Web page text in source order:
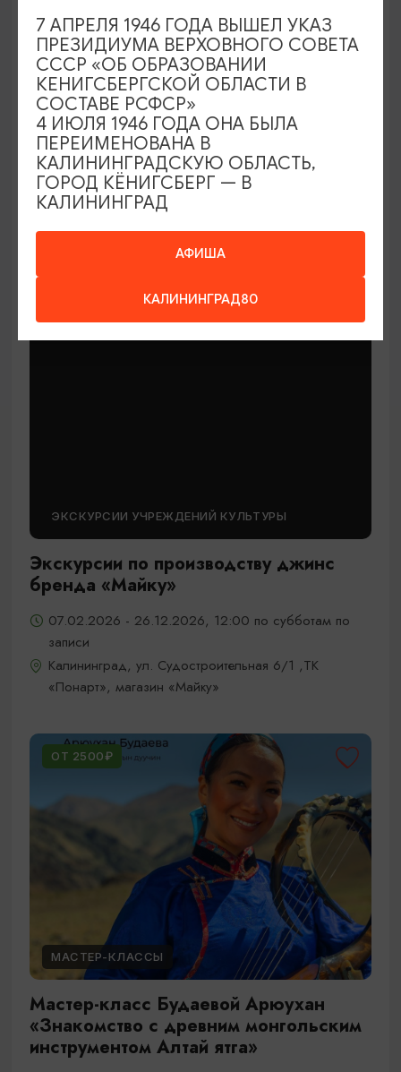
МАСТЕР-КЛАССЫ
Мастер-классы по керамике Елены
Бодяковой
Калининград, ул. Баранова, 45
ЭКСКУРСИИ УЧРЕЖДЕНИЙ КУЛЬТУРЫ
Экскурсии по производству джинс
бренда «Майку»
07.02.2026 - 26.12.2026, 12:00 по субботам по
записи
Калининград, ул. Судостроительная 6/1 ,ТК
«Понарт», магазин «Майку»
ОТ 2500₽
МАСТЕР-КЛАССЫ
Мастер-класс Будаевой Арюухан
«Знакомство с древним монгольским
инструментом Алтай ятга»
АФИША
КАЛИНИНГРАД80
7 АПРЕЛЯ 1946 ГОДА ВЫШЕЛ УКАЗ
ПРЕЗИДИУМА ВЕРХОВНОГО СОВЕТА
СССР «ОБ ОБРАЗОВАНИИ
КЕНИГСБЕРГСКОЙ ОБЛАСТИ В
СОСТАВЕ РСФСР»
4 ИЮЛЯ 1946 ГОДА ОНА БЫЛА
ПЕРЕИМЕНОВАНА В
КАЛИНИНГРАДСКУЮ ОБЛАСТЬ,
ГОРОД КЁНИГСБЕРГ — В
КАЛИНИНГРАД